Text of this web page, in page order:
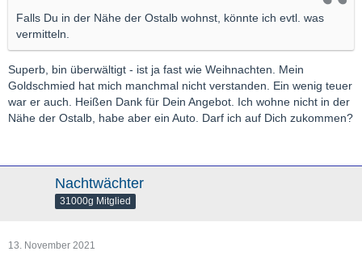
Falls Du in der Nähe der Ostalb wohnst, könnte ich evtl. was
vermitteln.
Superb, bin überwältigt - ist ja fast wie Weihnachten. Mein
Goldschmied hat mich manchmal nicht verstanden. Ein wenig teuer
war er auch. Heißen Dank für Dein Angebot. Ich wohne nicht in der
Nähe der Ostalb, habe aber ein Auto. Darf ich auf Dich zukommen?
Nachtwächter
31000g Mitglied
13. November 2021